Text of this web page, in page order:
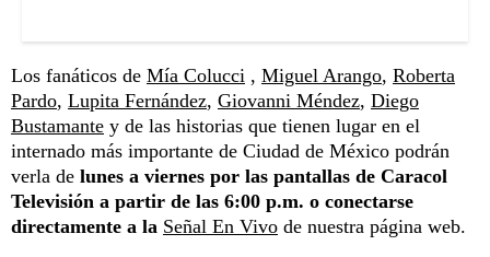
Los fanáticos de Mía Colucci , Miguel Arango, Roberta
Pardo, Lupita Fernández, Giovanni Méndez, Diego
Bustamante y de las historias que tienen lugar en el
internado más importante de Ciudad de México podrán
verla de lunes a viernes por las pantallas de Caracol
Televisión a partir de las 6:00 p.m. o conectarse
directamente a la Señal En Vivo de nuestra página web.